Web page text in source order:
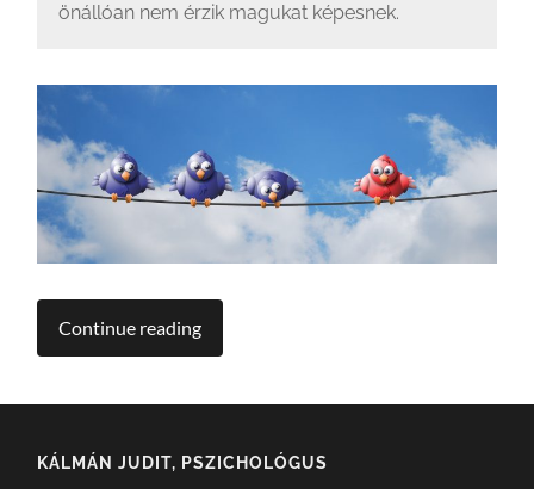
önállóan nem érzik magukat képesnek.
Continue reading
KÁLMÁN JUDIT, PSZICHOLÓGUS